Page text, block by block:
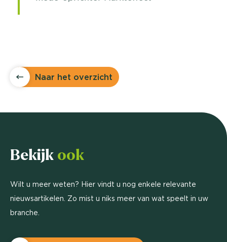
Naar het overzicht
Bekijk ook
Wilt u meer weten? Hier vindt u nog enkele relevante
nieuwsartikelen. Zo mist u niks meer van wat speelt in uw
branche.